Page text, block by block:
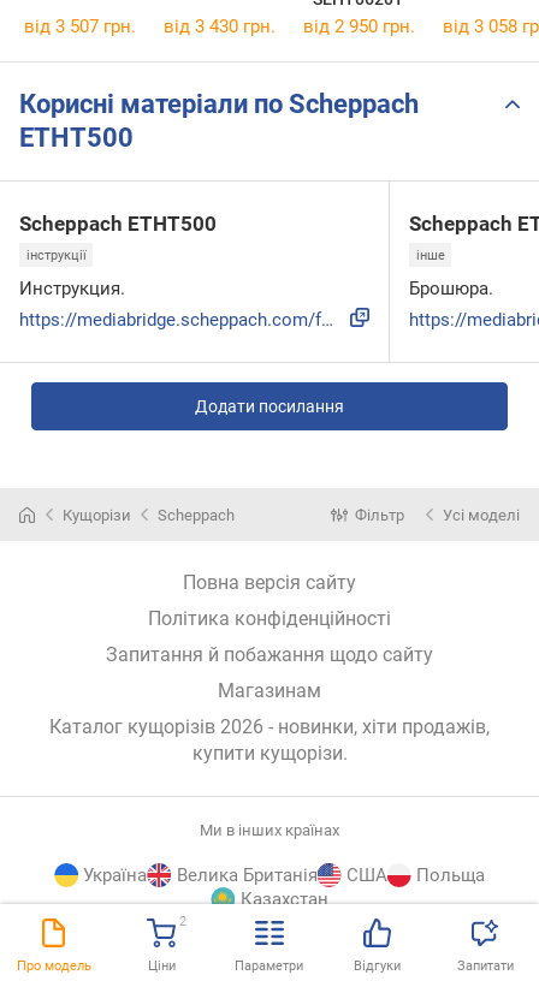
Про модель Ціни
2
Параметри Відгуки Запитати
від 3 507 грн. від 3 430 грн. від 2 950 грн. від 3 058
Корисні матеріали по Scheppach
ETHT500
Scheppach ETHT500
інструкції
Инструкция.
https://mediabridge.scheppach.com/fmds/573670/dld:inline
Scheppach
інше
Брошюра.
Додати посилання
Кущорізи Scheppach Фільтр Усі моделі
Повна версія сайту
Політика конфіденційності
Запитання й побажання щодо сайту
Магазинам
Каталог кущорізів 2026 - новинки, хіти продажів,
купити кущорізи.
Ми в інших країнах
Україна Велика Британія США
Польща
Казахстан
© E-Katalog, 2026 ВГОРУ